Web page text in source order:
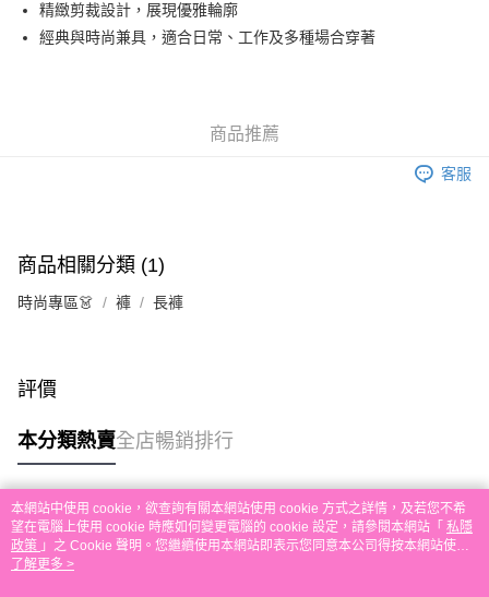
PayMe
eshop@colourmix-cosmetics.com** **我們不會處理沒有提供存款單據的訂
每筆HK$30.00，滿HK$580.00或以上免運費
每筆HK$30.00，滿HK$580.00或以上免運費
免運費
其他地區配送 運費表
精緻剪裁設計，展現優雅輪廓
經典與時尚兼具，適合日常、工作及多種場合穿著
商品推薦
客服
商品相關分類 (1)
時尚專區👗 褲 長褲
評價
本分類熱賣全店暢銷排行
熱門標籤
熱銷排行
本網站中使用 cookie，欲查詢有關本網站使用 cookie 方式之詳情，及若您不希
望在電腦上使用 cookie 時應如何變更電腦的 cookie 設定，請參閱本網站「 私隱
政策 」之 Cookie 聲明。您繼續使用本網站即表示您同意本公司得按本網站使用
條款之 Cookie 聲明使用 cookie。
了解更多 >